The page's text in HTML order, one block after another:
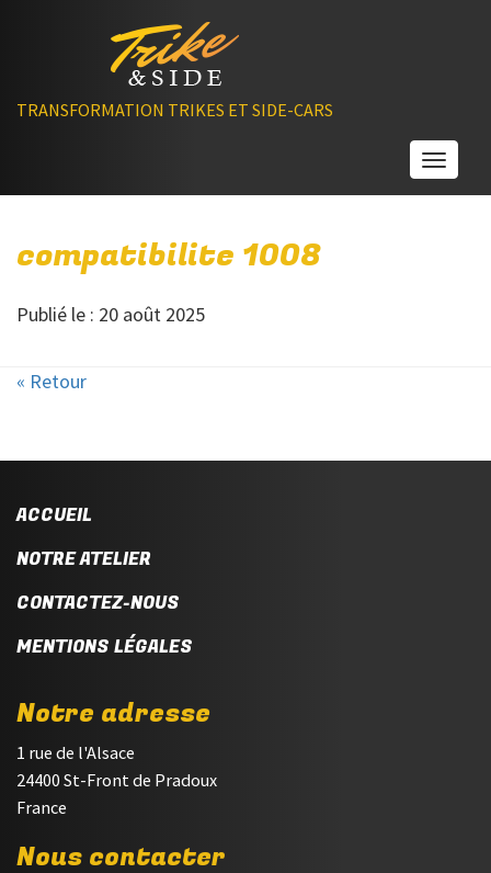
TRANSFORMATION TRIKES ET SIDE-CARS
compatibilite 1008
Publié le : 20 août 2025
« Retour
ACCUEIL
NOTRE ATELIER
CONTACTEZ-NOUS
MENTIONS LÉGALES
Notre adresse
1 rue de l'Alsace
24400 St-Front de Pradoux
France
Nous contacter